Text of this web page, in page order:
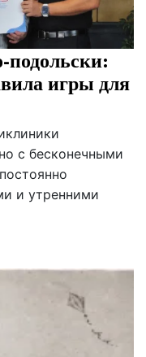
игры для
с бесконечными
и утренними